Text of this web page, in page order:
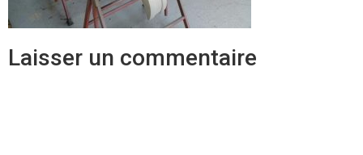
Laisser un commentaire